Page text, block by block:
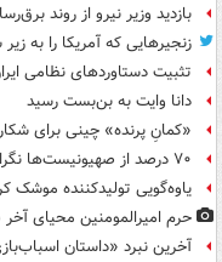
بازدید وزیر نیرو از روند
زنجیرهایی که آمریکا را به
تثبیت دستاوردهای نظامی
دانا وایت به بن‌بست رسید
«کمانِ پرنده» چینی برای
۷۰ درصد از صهیونیست‌ها نگران سلامت انتخابات هستند
یاوه‌گویی تولیدکننده موشک
حرم امیرالمومنین محیای
آخرین نبرد «داستان